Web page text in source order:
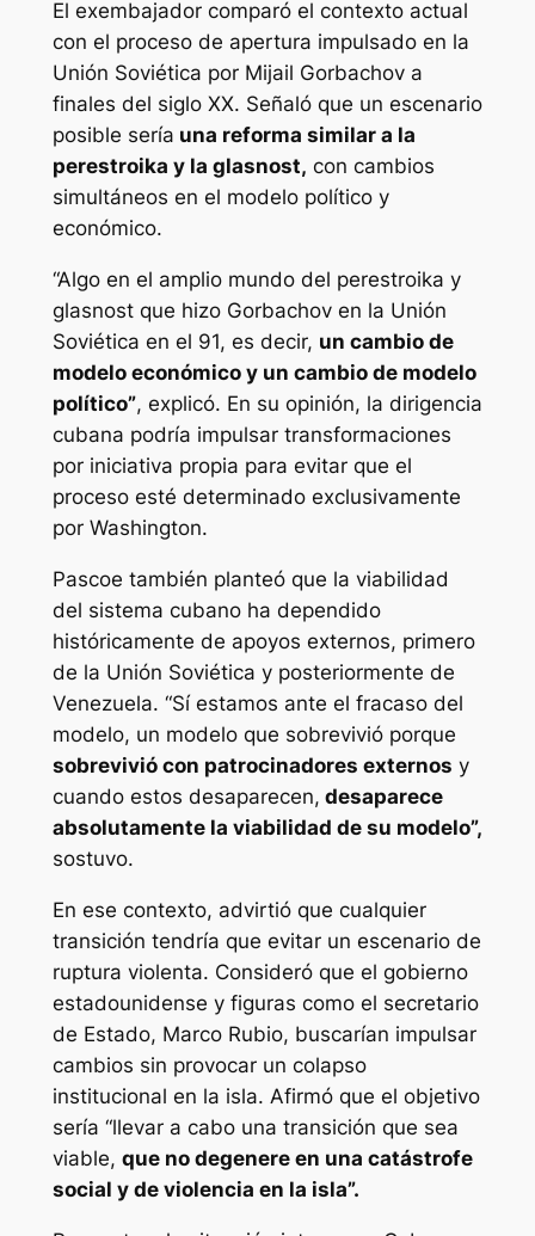
El exembajador comparó el contexto actual
con el proceso de apertura impulsado en la
Unión Soviética por Mijail Gorbachov a
finales del siglo XX. Señaló que un escenario
posible sería una reforma similar a la
perestroika y la glasnost, con cambios
simultáneos en el modelo político y
económico.
“Algo en el amplio mundo del perestroika y
glasnost que hizo Gorbachov en la Unión
Soviética en el 91, es decir, un cambio de
modelo económico y un cambio de modelo
político”, explicó. En su opinión, la dirigencia
cubana podría impulsar transformaciones
por iniciativa propia para evitar que el
proceso esté determinado exclusivamente
por Washington.
Pascoe también planteó que la viabilidad
del sistema cubano ha dependido
históricamente de apoyos externos, primero
de la Unión Soviética y posteriormente de
Venezuela. “Sí estamos ante el fracaso del
modelo, un modelo que sobrevivió porque
sobrevivió con patrocinadores externos y
cuando estos desaparecen, desaparece
absolutamente la viabilidad de su modelo”,
sostuvo.
En ese contexto, advirtió que cualquier
transición tendría que evitar un escenario de
ruptura violenta. Consideró que el gobierno
estadounidense y figuras como el secretario
de Estado, Marco Rubio, buscarían impulsar
cambios sin provocar un colapso
institucional en la isla. Afirmó que el objetivo
sería “llevar a cabo una transición que sea
viable, que no degenere en una catástrofe
social y de violencia en la isla”.